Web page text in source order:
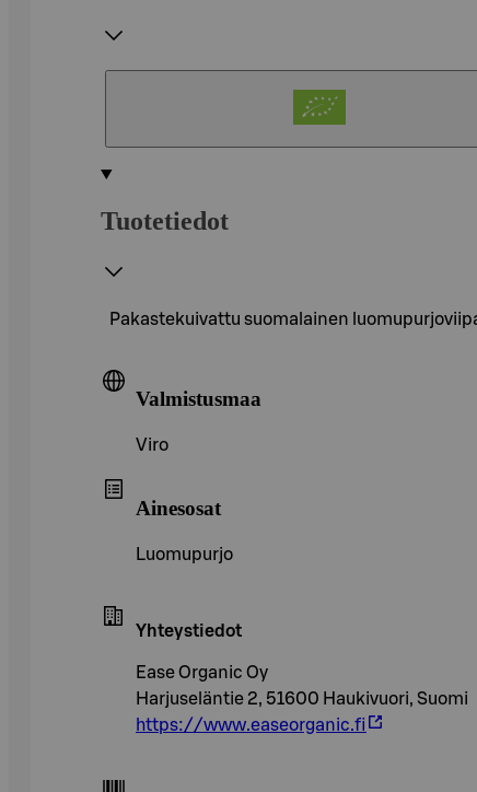
Tuotetiedot
Pakastekuivattu suomalainen
Valmistusmaa
Viro
Ainesosat
Luomupurjo
Yhteystiedot
Ease Organic Oy
Harjuseläntie 2, 51600 Haukivuori, Suomi
https://www.easeorganic.fi